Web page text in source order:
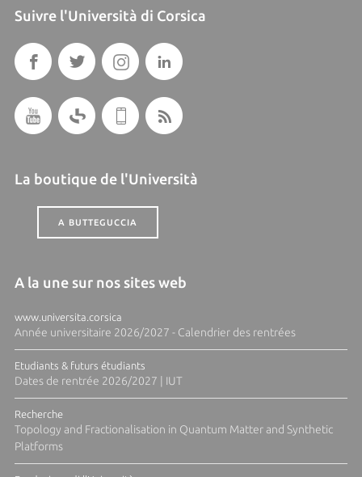
Suivre l'Università di Corsica
La boutique de l'Università
A BUTTEGUCCIA
A la une sur nos sites web
www.universita.corsica
Année universitaire 2026/2027 - Calendrier des rentrées
Etudiants & futurs étudiants
Dates de rentrée 2026/2027 | IUT
Recherche
Topology and Fractionalisation in Quantum Matter and Synthetic
Platforms